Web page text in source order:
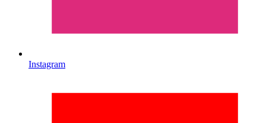
Instagram